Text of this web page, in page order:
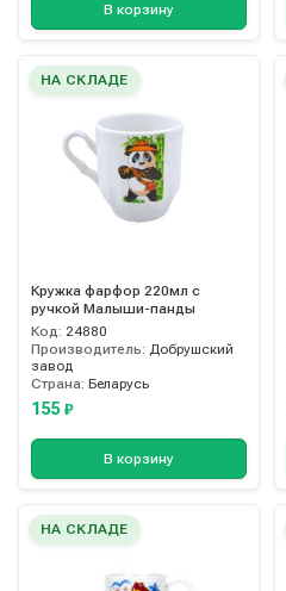
В корзину
НА СКЛАДЕ
Кружка фарфор 220мл с
ручкой Малыши-панды
Код: 24880
Производитель: Добрушский
завод
Страна: Беларусь
155 ₽
В корзину
НА СКЛАДЕ